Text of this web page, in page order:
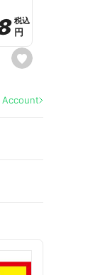
e
s
e
a
税込
税込
円
円